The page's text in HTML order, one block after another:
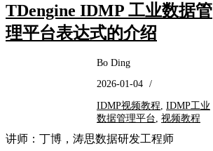
TDengine IDMP 工业数据管
理平台表达式的介绍
Bo Ding
2026-01-04 /
IDMP视频教程 IDMP工业
数据管理平台 视频教程
讲师：丁博，涛思数据研发工程师